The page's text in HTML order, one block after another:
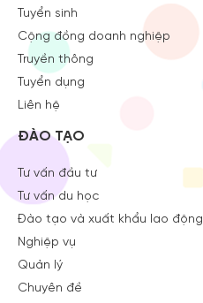
Tuyển sinh
Cộng đồng doanh nghiệp
Truyền thông
Tuyển dụng
Liên hệ
ĐÀO TẠO
Tư vấn đầu tư
Tư vấn du học
Đào tạo và xuất khẩu lao động
Nghiệp vụ
Quản lý
Chuyên đề